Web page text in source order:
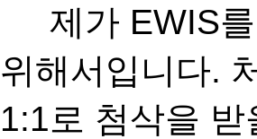
제가 EWIS
위해서입니다.
1:1 로 첨삭을